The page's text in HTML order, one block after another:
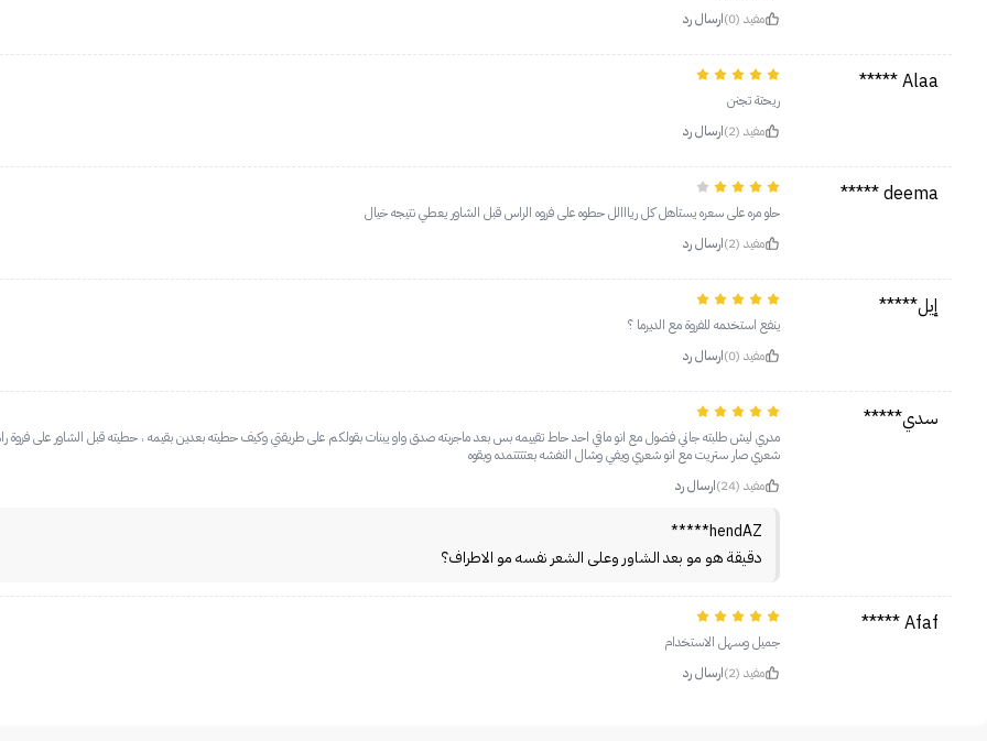
مفيد (0)
ارسال رد
Alaa *****
ريحتة تجنن
مفيد (2)
ارسال رد
deema *****
حلو مره على سعره يستاهل كل ريااالل حطوه على فروه الراس قبل الشاور يعطي نتيجه خيال
مفيد (2)
ارسال رد
إيل*****
ينفع استخدمه للفروة مع الديرما ؟
مفيد (0)
ارسال رد
سدي*****
مدري ليش طلبته جاني فضول مع انو مافي احد حاط تقييمه بس بعد ماجربته صدق واو يبنات بقولكم على طريقتي وكيف حطيته بعدين بقيمه ، حطيته قبل الشاور على
شعري صار ستريت مع انو شعري ويفي وشال النفشه بعتتتتمده وبقوه
مفيد (24)
ارسال رد
hendAZ*****
دقيقة هو مو بعد الشاور وعلى الشعر نفسه مو الاطراف؟
Afaf *****
جميل وسهل الاستخدام
مفيد (2)
ارسال رد